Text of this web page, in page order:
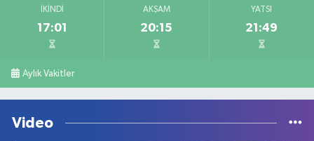
İKINDI
17:01
AKŞAM
20:15
YATSI
21:49
Aylık Vakitler
Video